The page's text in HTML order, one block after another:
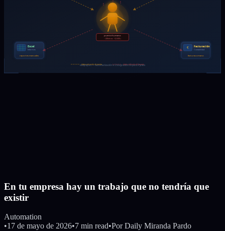
En tu empresa hay un trabajo que no tendría que
existir
Automation
•17 de mayo de 2026•7 min read•Por Daily Miranda Pardo